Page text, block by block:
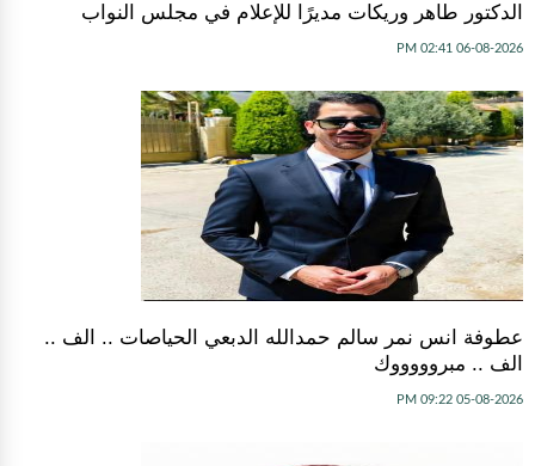
الدكتور طاهر وريكات مديرًا للإعلام في مجلس النواب
06-08-2026 02:41 PM
عطوفة انس نمر سالم حمدالله الدبعي الحياصات .. الف ..
الف .. مبروووووك
05-08-2026 09:22 PM